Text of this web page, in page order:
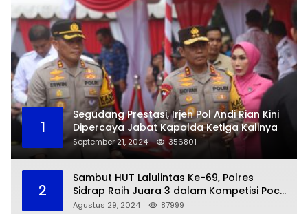
1
Segudang Prestasi, Irjen Pol Andi Rian Kini
Dipercaya Jabat Kapolda Ketiga Kalinya
September 21, 2024 356801
2
Sambut HUT Lalulintas Ke-69, Polres
Sidrap Raih Juara 3 dalam Kompetisi Pocil
Zona 5
Agustus 29, 2024 87999